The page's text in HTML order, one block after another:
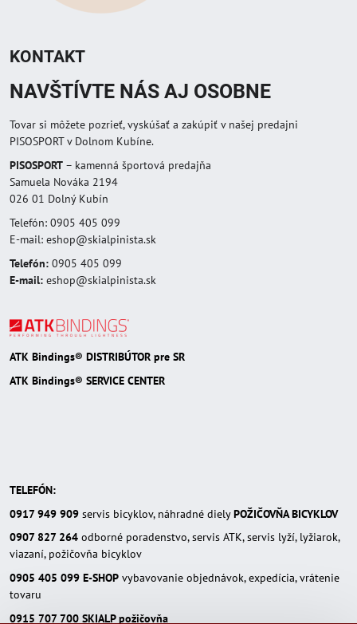
KONTAKT
NAVŠTÍVTE NÁS AJ OSOBNE
Tovar si môžete pozrieť, vyskúšať a zakúpiť v našej predajni
PISOSPORT v Dolnom Kubíne.
PISOSPORT – kamenná športová predajňa
Samuela Nováka 2194
026 01 Dolný Kubín
Telefón: 0905 405 099
E-mail: eshop@skialpinista.sk
Telefón: 0905 405 099
E-mail: eshop@skialpinista.sk
ATK Bindings® DISTRIBÚTOR pre SR
ATK Bindings® SERVICE CENTER
TELEFÓN:
0917 949 909 servis bicyklov, náhradné dielyPOŽIČOVŇA BICYKLOV
0907 827 264 odborné poradenstvo, servis ATK, servis lyží, lyžiarok,
viazaní, požičovňa bicyklov
0905 405 099 E-SHOP vybavovanie objednávok, expedícia, vrátenie
tovaru
0915 707 700 SKIALP požičovňa